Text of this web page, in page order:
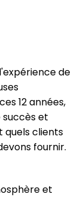
de
12 années,
et
quels clients
fournir.
et